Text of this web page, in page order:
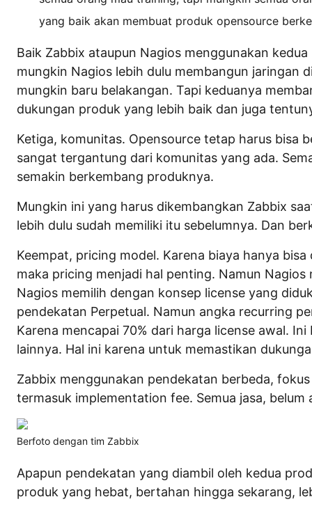
yang baik akan membuat produk opensource
Baik Zabbix ataupun Nagios menggunakan
mungkin Nagios lebih dulu membangun jaringan
mungkin baru belakangan. Tapi keduanya
dukungan produk yang lebih baik dan juga
Ketiga, komunitas. Opensource tetap harus bisa
sangat tergantung dari komunitas yang ada.
semakin berkembang produknya.
Mungkin ini yang harus dikembangkan Zabbix
lebih dulu sudah memiliki itu sebelumnya. Dan
Keempat, pricing model. Karena biaya hanya
maka pricing menjadi hal penting. Namun
Nagios memilih dengan konsep license yang
pendekatan Perpetual. Namun angka recurring
Karena mencapai 70% dari harga license awal.
lainnya. Hal ini karena untuk memastikan
Zabbix menggunakan pendekatan berbeda,
termasuk implementation fee. Semua jasa, belum
Berfoto dengan tim Zabbix
Apapun pendekatan yang diambil oleh kedua
produk yang hebat, bertahan hingga sekarang,